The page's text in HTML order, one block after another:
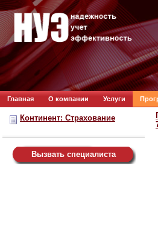
Главная О компании Услуги
Континент: Страхование
Вызвать специалиста